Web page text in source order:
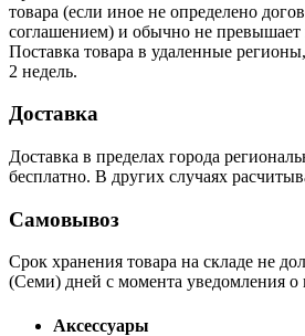
товара (если иное не определено
соглашением) и обычно не превышает
Поставка товара в удаленные
2 недель.
Доставка
Доставка в пределах города
бесплатно. В других случаях
Самовывоз
Срок хранения товара на складе не
(Семи) дней с момента уведомления о
Аксессуары